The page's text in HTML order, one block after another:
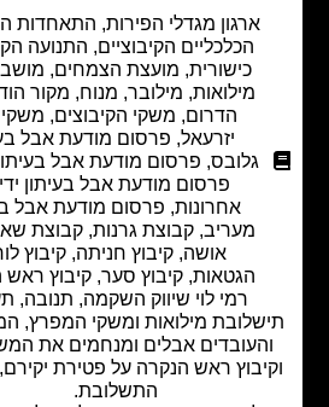
ארגון מגדלי הפירות ,התאחדות הארגונים
הכלכליים הקיבוציים,התנועה הקיבוצית,
כישורית,מועצת הצמחים,מושב רגבה,
,מילובר,מנוח,מקור הוד,משקי
משקי הקיבוצים,משקי עמק
,פרסום מודעת אבל בעיתון
גלובס
פרסום מודעת אבל בעיתון הארץ,
פרסום מודעת אבל בעיתון ידיעות
אחרונות,פרסום מודעת אבל בעיתון
קבוצת גרנות,קבוצת שאן,קיבוץ
קיבוץ חניתה, קיבוץ לוחמי
,קיבוץ סער,קיבוץ ראש הנקרה,
רמי לוי שיווק השקמה ,תנובה, תעבורה
מילואות ומשקי המפרץ, המנהלים
אבלים ומנחמים את המשפחה
ראש הנקרה על פטירת יקירם, מנכ"ל
התשלובת.